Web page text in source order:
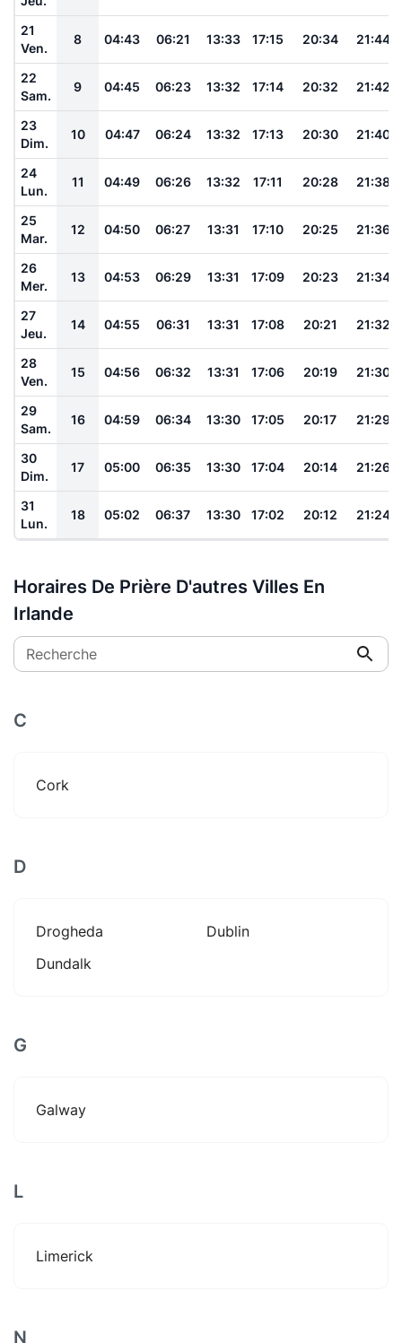
21
Ven.
8 04:43 06:21 13:33 17:15 20:34 21:44
22
Sam.
9 04:45 06:23 13:32 17:14 20:32 21:42
23
Dim.
10 04:47 06:24 13:32 17:13 20:30 21:40
24
Lun.
11 04:49 06:26 13:32 17:11 20:28 21:38
25
Mar.
12 04:50 06:27 13:31 17:10 20:25 21:36
26
Mer.
13 04:53 06:29 13:31 17:09 20:23 21:34
27
Jeu.
14 04:55 06:31 13:31 17:08 20:21 21:32
28
Ven.
15 04:56 06:32 13:31 17:06 20:19 21:30
29
Sam.
16 04:59 06:34 13:30 17:05 20:17 21:29
30
Dim.
17 05:00 06:35 13:30 17:04 20:14 21:26
31
Lun.
18 05:02 06:37 13:30 17:02 20:12 21:24
Horaires De Prière D'autres Villes En
Irlande
Recherche
C
Cork
D
Drogheda
Dublin
Dundalk
G
Galway
L
Limerick
N